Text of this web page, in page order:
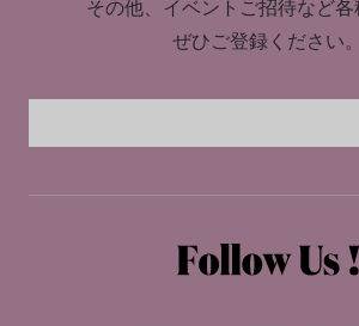
その他、イベントご招待など各
ぜひご登録ください。